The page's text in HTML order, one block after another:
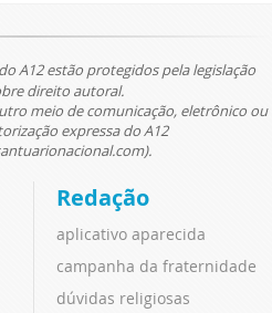
A12 estão protegidos pela legislação
direito autoral.
meio de comunicação, eletrônico ou
expressa do A12
Redação
aplicativo aparecida
campanha da fraternidade
dúvidas religiosas